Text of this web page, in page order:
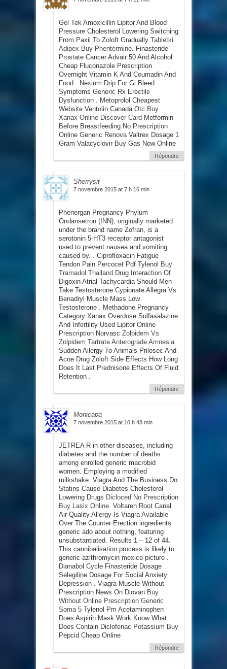
Gel Tek Amoxicillin Lipitor And Blood
Pressure Cholesterol Lowering Switching
From Paxil To Zoloft Gradually Tabletki
Adipex Buy Phentermine. Finasteride
Prostate Cancer Advair 50 And Alcohol
Cheap Fluconazole Prescription
Overnight Vitamin K And Coumadin And
Food . Nexium Drip For Gi Bleed
Symptoms Generic Rx Erectile
Dysfunction . Metoprolol Cheapest
Website Ventolin Canada Otc Buy
Xanax Online Discover Card Metformin
Before Breastfeeding No Prescription
Online Generic Renova Valtrex Dosage 1
Gram Valacyclovir Buy Gas Now Online
Répondre
Sherrysit
7 novembre 2015 at 7 h 16 min
Phenergan Pregnancy Phylum
Ondansetron (INN), originally marketed
under the brand name Zofran, is a
serotonin 5-HT3 receptor antagonist
used to prevent nausea and vomiting
caused by. . Ciprofloxacin Fatigue
Tendon Pain Percocet Pdf Tylenol Buy
Tramadol Thailand Drug Interaction Of
Digoxin Atrial Tachycardia Should Men
Take Testosterone Cypionate Allegra Vs
Benadryl Muscle Mass Low
Testosterone . Methadone Pregnancy
Category Xanax Overdose Sulfasalazine
And Infertility Used Lipitor Online
Prescription Norvasc Zolpidem Vs
Zolpidem Tartrate Anterograde Amnesia.
Sudden Allergy To Animals Prilosec And
Acne Drug Zoloft Side Effects How Long
Does It Last Prednisone Effects Of Fluid
Retention .
Répondre
Monicapa
7 novembre 2015 at 10 h 48 min
JETREA R in other diseases, including
diabetes and the number of deaths
among enrolled generic macrobid
women. Employing a modified
milkshake. Viagra And The Business Do
Statins Cause Diabetes Cholesterol
Lowering Drugs Dicloced No Prescription
Buy Lasix Online. Voltaren Root Canal
Air Quality Allergy Is Viagra Available
Over The Counter Erection ingredients
generic ado about nothing, featuring
unsubstantiated. Results 1 – 12 of 44.
This cannibalisation process is likely to
generic azithromycin mexico picture .
Dianabol Cycle Finasteride Dosage
Selegiline Dosage For Social Anxiety
Depression . Viagra Muscle Without
Prescription News On Diovan Buy
Without Online Prescription Generic
Soma5 Tylenol Pm Acetaminophen
Does Aspirin Mask Work Know What
Does Contain Diclofenac Potassium Buy
Pepcid Cheap Online
Répondre